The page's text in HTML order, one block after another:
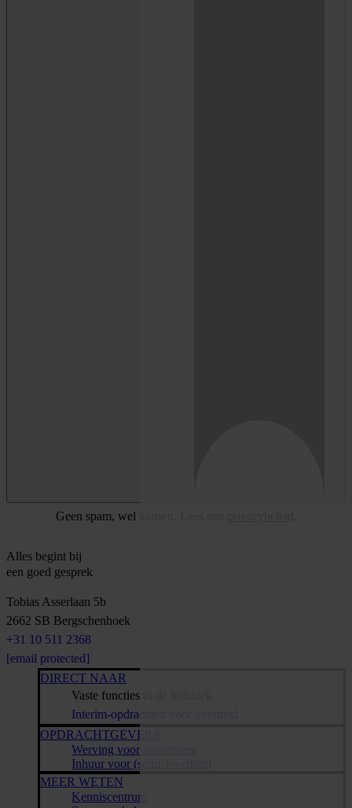
Geen spam, wel kansen. Lees ons
Alles begint bij
een goed gesprek
Tobias Asserlaan 5b
2662 SB Bergschenhoek
+31 10 511 2368
[email protected]
DIRECT NAAR
Vaste functies in de techniek
Interim-opdrachten voor overheid
OPDRACHTGEVERS
Werving voor aannemers
Inhuur voor (semi-)overheid
MEER WETEN
Kenniscentrum